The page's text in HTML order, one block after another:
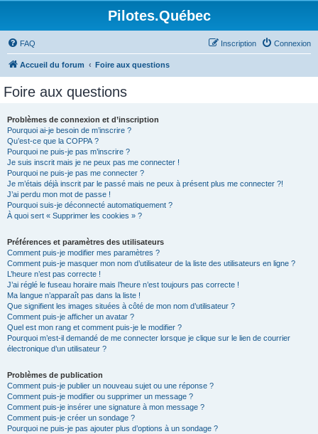
Pilotes.Québec
FAQ Connexion
Inscription
Accueil du forum Foire aux questions
Foire aux questions
Problèmes de connexion et d’inscription
Pourquoi ai-je besoin de m’inscrire ?
Qu’est-ce que la COPPA ?
Pourquoi ne puis-je pas m’inscrire ?
Je suis inscrit mais je ne peux pas me connecter !
Pourquoi ne puis-je pas me connecter ?
Je m’étais déjà inscrit par le passé mais ne peux à présent plus me connecter ?!
J’ai perdu mon mot de passe !
Pourquoi suis-je déconnecté automatiquement ?
À quoi sert « Supprimer les cookies » ?
Préférences et paramètres des utilisateurs
Comment puis-je modifier mes paramètres ?
Comment puis-je masquer mon nom d’utilisateur de la liste des utilisateurs en ligne ?
L’heure n’est pas correcte !
J’ai réglé le fuseau horaire mais l’heure n’est toujours pas correcte !
Ma langue n’apparaît pas dans la liste !
Que signifient les images situées à côté de mon nom d’utilisateur ?
Comment puis-je afficher un avatar ?
Quel est mon rang et comment puis-je le modifier ?
Pourquoi m’est-il demandé de me connecter lorsque je clique sur le lien de courrier
électronique d’un utilisateur ?
Problèmes de publication
Comment puis-je publier un nouveau sujet ou une réponse ?
Comment puis-je modifier ou supprimer un message ?
Comment puis-je insérer une signature à mon message ?
Comment puis-je créer un sondage ?
Pourquoi ne puis-je pas ajouter plus d’options à un sondage ?